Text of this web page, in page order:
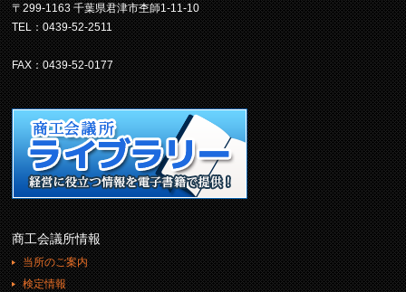
〒299-1163 千葉県君津市杢師1-11-10
TEL：0439-52-2511
FAX：0439-52-0177
商工会議所情報
当所のご案内
検定情報